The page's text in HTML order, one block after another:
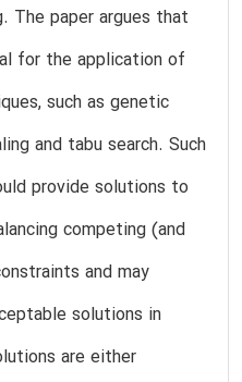
The paper argues that
for the application of
such as genetic
and tabu search. Such
provide solutions to
competing (and
and may
solutions in
are either